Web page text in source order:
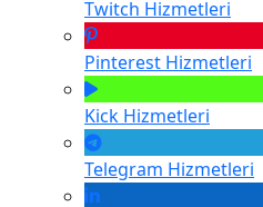
Twitch Hizmetleri
Pinterest Hizmetleri
Kick Hizmetleri
Telegram Hizmetleri